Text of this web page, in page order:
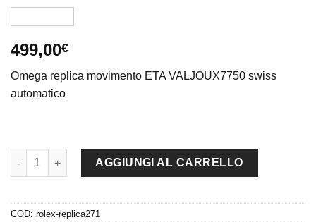
499,00€
Omega replica movimento ETA VALJOUX7750 swiss
automatico
Omega replica seamaster co-axial chrono acciaio orange
AGGIUNGI AL CARRELLO
COD: rolex-replica271